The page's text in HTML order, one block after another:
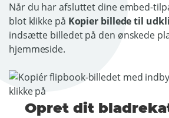
Når du har afsluttet dine embed-
blot klikke på Kopier billede til
indsætte billedet på den ønskede
hjemmeside.
Opret dit